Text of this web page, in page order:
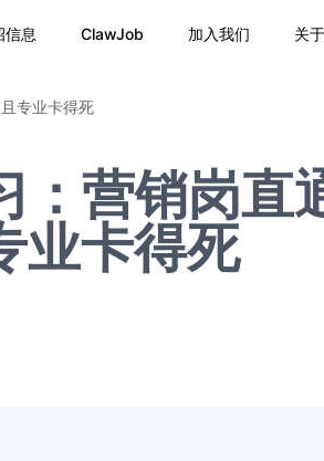
信息 ClawJob 加入我们 关
专业卡得死
：营销岗直
业卡得死